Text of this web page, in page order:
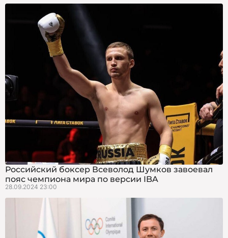
Российский боксер Всеволод Шумков завоевал
пояс чемпиона мира по версии IBA
28.09.2024 23:00